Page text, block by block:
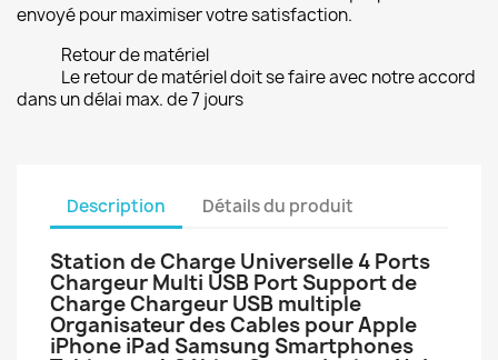
envoyé pour maximiser votre satisfaction.
Retour de matériel
Le retour de matériel doit se faire avec notre accord
dans un délai max. de 7 jours
Description Détails du produit
Station de Charge Universelle 4 Ports
Chargeur Multi USB Port Support de
Charge Chargeur USB multiple
Organisateur des Cables pour Apple
iPhone iPad Samsung Smartphones